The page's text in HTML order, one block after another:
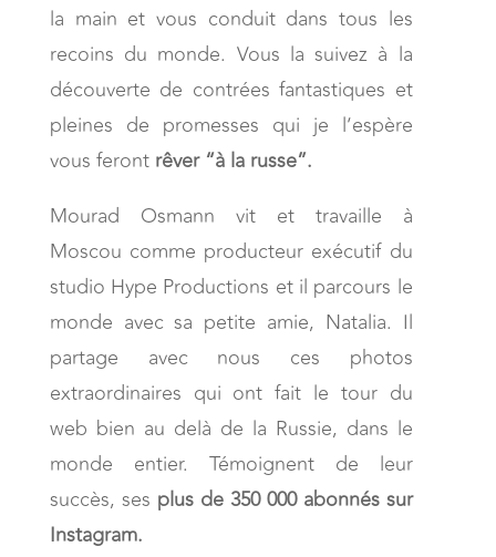
la main et vous conduit dans tous les
recoins du monde. Vous la suivez à la
découverte de contrées fantastiques et
pleines de promesses qui je l’espère
vous feront rêver “à la russe”.
Mourad Osmann vit et travaille à
Moscou comme producteur exécutif du
studio Hype Productions et il parcours le
monde avec sa petite amie, Natalia. Il
partage avec nous ces photos
extraordinaires qui ont fait le tour du
web bien au delà de la Russie, dans le
monde entier. Témoignent de leur
succès, ses plus de 350 000 abonnés sur
Instagram.